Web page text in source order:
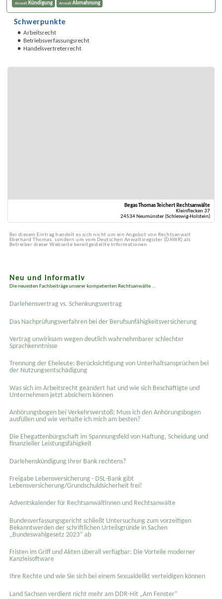
Anwalt Kündigung Anwalt Abmahnung
Schwerpunkte
Arbeitsrecht
Betriebsverfassungsrecht
Handelsvertreterrecht
Begas Thomas Teichert Rechtsanwälte
Kleinflecken 37
24534 Neumünster (Schleswig-Holstein)
Bei diesem Eintrag handelt es sich nicht um ein Angebot von Rechtsanwalt
Eberhard Thomas, sondern um vom Deutschen Anwaltsregister (DAWR) als
Betreiber dieser Webseite bereitgestellte Informationen.
Neu und informativ
Die neuesten Fachbeiträge unserer kompetenten Rechtsanwälte ...
Darlehensvertrag vs. Schenkungsvertrag
Das Nachprüfungsverfahren bei der Berufsunfähigkeitsversicherung
Vertrag unwirksam wegen deutlich wahrnehmbarer schlechter
Sprachkenntnisse
Trennung der Eheleute: Berücksichtigung von Unterhaltsansprüchen bei
der Nutzungsentschädigung
Was sich im Arbeitsrecht geändert hat und wie sich Beschäftigte und
Unternehmen jetzt absichern können
Anhörungsbogen bei Verkehrsverstoß: Muss ich den Anhörungsbogen
ausfüllen und wie verhalte ich mich am besten?
Die Ehegattenbürgschaft im Spannungsfeld von Haftung, Scheidung und
finanzieller Leistungsfähigkeit
Darlehenskündigung Ihrer Bank rechtens?
Freigabe Lebensversicherung - DSL-Bank gibt
Lebensversicherung/Grundschuldsicherheit frei!
Adventskalender für Rechtsanwältinnen und Rechtsanwälte
Bundesverfassungsgericht schließt Untersuchung zum vorzeitigen
Bekanntwerden der schriftlichen Urteilsgründe in Sachen
„Bundeswahlgesetz 2023“ ab
Fristen im Griff und Akten überall verfügbar: Die Vorteile moderner
Kanzleisoftware
Ihre Rechte und wie Sie sich bei einem Sexual­delikt verteidigen können
Land Sachsen verdient nicht mehr am DDR-Hit „Am Fenster“